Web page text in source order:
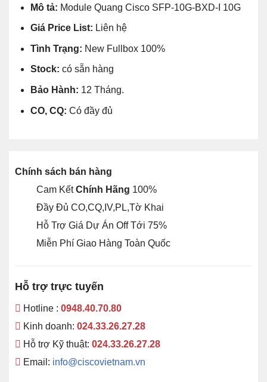
Mô tả: Module Quang Cisco SFP-10G-BXD-I 10G
Giá Price List: Liên hệ
Tình Trạng: New Fullbox 100%
Stock: có sẵn hàng
Bảo Hành: 12 Tháng.
CO, CQ: Có đầy đủ
Chính sách bán hàng
Cam KếtChính Hãng 100%
Đầy Đủ CO,CQ,IV,PL,Tờ Khai
Hỗ Trợ Giá Dự Án Off Tới 75%
Miễn Phí Giao Hàng Toàn Quốc
Hỗ trợ trực tuyến
Hotline : 0948.40.70.80
Kinh doanh: 024.33.26.27.28
Hỗ trợ Kỹ thuật: 024.33.26.27.28
Email: info@ciscovietnam.vn